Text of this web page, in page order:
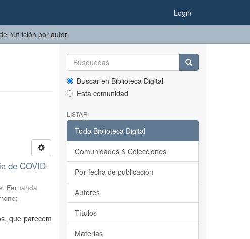
Login
nutrición por autor
de COVID-
Fernanda
;
que parecem
Buscar en Biblioteca Digital
Esta comunidad
LISTAR
Todo Biblioteca Digital
Comunidades & Colecciones
Por fecha de publicación
Autores
Títulos
Materias